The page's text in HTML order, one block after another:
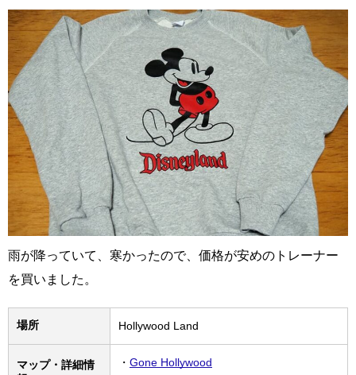
雨が降っていて、寒かったので、価格が安めのトレーナー
を買いました。
場所 Hollywood Land
マップ・詳細情
・ Gone Hollywood